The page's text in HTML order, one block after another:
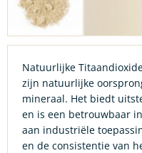
Natuurlijke
zijn natuurlijke
mineraal. Het biedt
en is een betrouwbaar
aan industriële
en de consistentie van